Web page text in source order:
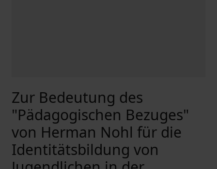
Zur Bedeutung des
"Pädagogischen Bezuges"
von Herman Nohl für die
Identitätsbildung von